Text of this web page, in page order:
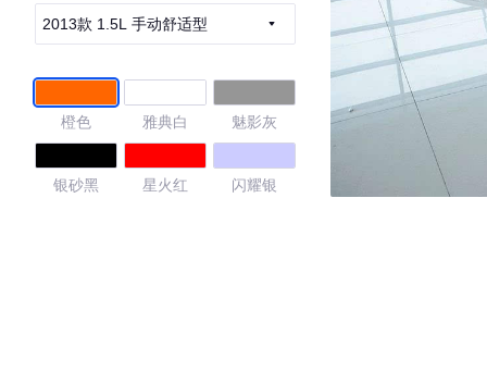
2013款 1.5L 手动舒适型
橙色 雅典白 魅影灰
银砂黑 星火红 闪耀银